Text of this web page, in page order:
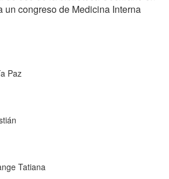
un congreso de Medicina Interna
Paz
Tatiana